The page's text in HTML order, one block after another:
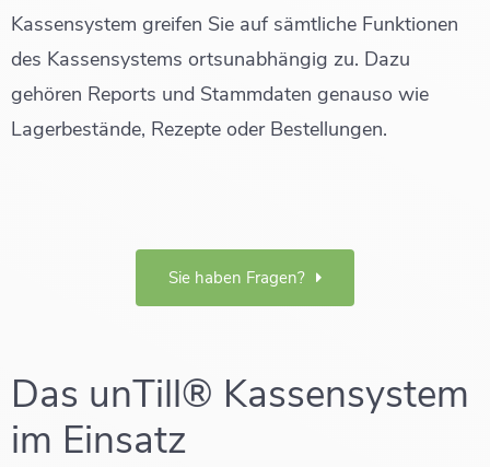
Kassensystem greifen Sie auf sämtliche Funktionen
des Kassensystems ortsunabhängig zu. Dazu
gehören Reports und Stammdaten genauso wie
Lagerbestände, Rezepte oder Bestellungen.
Sie haben Fragen?
Das unTill® Kassensystem
im Einsatz